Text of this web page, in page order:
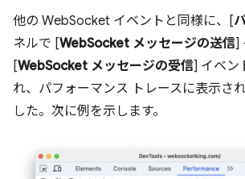
他の WebSocket イベントと同様に、[
ネルで [WebSocket メッセージの送信]
[WebSocket メッセージの受信] イベン
れ、パフォーマンス トレースに表示さ
した。次に例を示します。